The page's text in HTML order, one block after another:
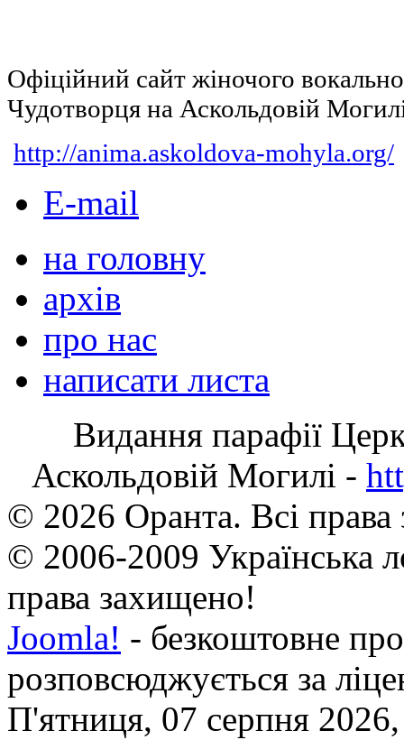
Офіційний сайт жіночого
Чудотворця на Аскольдовій
http://anima.askoldova-mohyla.org/
E-mail
на головну
архів
про нас
написати листа
Видання парафії
Аскольдовій Могилі -
© 2026 Оранта. Всі
© 2006-2009 Українська
права захищено!
Joomla! - безкоштовне
розповсюджується за
П'ятниця, 07 серпня